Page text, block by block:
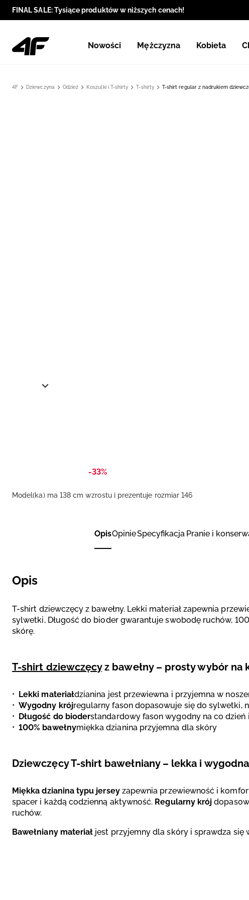
FINAL SALE: Tysiące produktów w niższych cenach!
Nowości Mężczyzna Kobieta
4F Dziewczyna Odzież Koszulki i T-shirty T-shirty T-shirt regular z nadrukiem
-33%
Model(ka) ma 138 cm wzrostu i prezentuje rozmiar 146
OpisOpinieSpecyfikacja Pranie i
Opis
T-shirt dziewczęcy z bawełny. Lekki materiał zapewnia
sylwetki, Długość do bioder gwarantuje swobodę ruchów,
skórę.
T-shirt dziewczęcyz bawełny – prosty wybór na
Lekki materiałdzianina jest przewiewna i przyjemna w
Wygodny krójregularny fason dopasowuje się do sylwetki,
Długość do bioderstandardowy fason wygodny na co dzień
100% bawełnymiękka dzianina przyjemna dla skóry
Dziewczęcy T-shirt bawełniany – lekka i
Miękka dzianina typu jerseyzapewnia przewiewność i
spacer i każdą codzienną aktywność. Regularny krój
ruchów.
Bawełniany materiał jest przyjemny dla skóry i sprawdza się